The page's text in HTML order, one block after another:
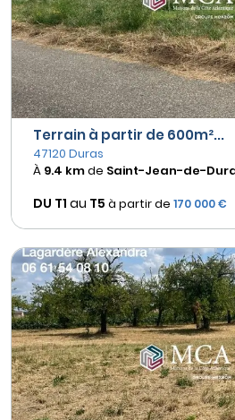
Terrain à partir de 600m²...
47120 Duras
À 9.4 kmde Saint-Jean-de-
DU T1 au T5 à partir de 170 000 €